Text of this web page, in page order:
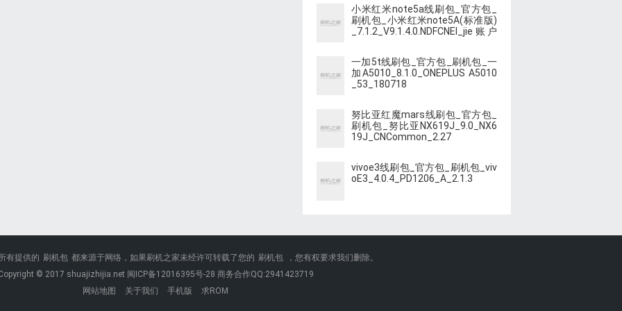
小米红米note5a线刷包_官方包_
刷机包_小米红米note5A(标准版)
_7.1.2_V9.1.4.0.NDFCNEI_jie账户
一加5t线刷包_官方包_刷机包_一
加A5010_8.1.0_ONEPLUS A5010
_53_180718
努比亚红魔mars线刷包_官方包_
刷机包_努比亚NX619J_9.0_NX6
19J_CNCommon_2.27
vivoe3线刷包_官方包_刷机包_viv
oE3_4.0.4_PD1206_A_2.1.3
有提供的 刷机包 都来源于网络，如果刷机之家未经许可转载了您的 刷机包
，您有权要求我们删除。
© 2017 shuajizhijia.net 闽ICP备12016395号-28 商务合作QQ:2941423719
网站地图
关于我们 手机版 求ROM